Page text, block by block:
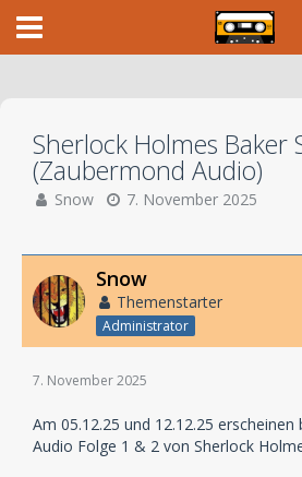
Sherlock Holmes Baker
(Zaubermond Audio)
Snow 7. November 2025
Snow
Themenstarter
Administrator
7. November 2025
Am 05.12.25 und 12.12.25
Audio Folge 1 & 2 von Sherlock